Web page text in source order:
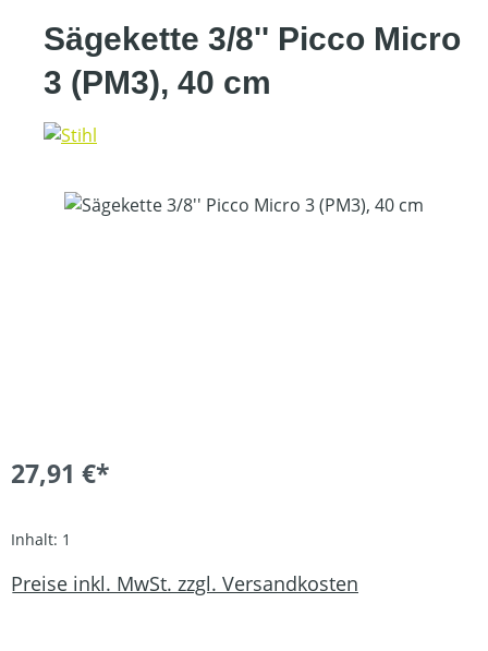
Sägekette 3/8'' Picco Micro
3 (PM3), 40 cm
Bildergalerie überspringen
27,91 €*
Inhalt: 1
Preise inkl. MwSt. zzgl. Versandkosten